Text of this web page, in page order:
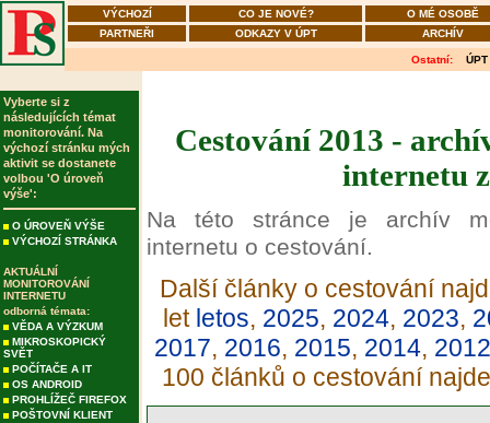
VÝCHOZÍ CO JE NOVÉ?
O MÉ OSOBĚ
PARTNEŘI
ODKAZY V ÚPT ARCHÍV
Ostatní: ÚPT
Vyberte si z
následujících témat
monitorování. Na
výchozí stránku mých
aktivit se dostanete
volbou 'O úroveň
výše':
O ÚROVEŇ VÝŠE
VÝCHOZÍ STRÁNKA
AKTUÁLNÍ
MONITOROVÁNÍ
INTERNETU
odborná témata:
VĚDA A VÝZKUM
MIKROSKOPICKÝ
SVĚT
POČÍTAČE A IT
OS ANDROID
PROHLÍŽEČ FIREFOX
POŠTOVNÍ KLIENT
Cestování 2013 -
internetu
Na této stránce je archív
internetu o cestování.
Další články o cestování
let letos, 2025, 2024, 2023,
2017, 2016, 2015, 2014, 2012
100 článků o cestování